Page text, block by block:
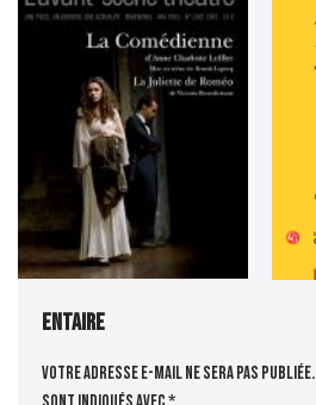
entaire
Votre adresse e-mail ne sera pas publiée.